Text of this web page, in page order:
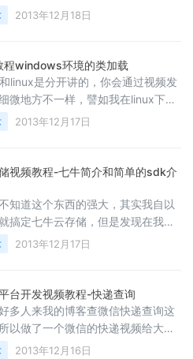
公交查询--捎带的说了火车票余票
2013年12月18日
程windows环境的类加载
linux是分开讲的，你会通过视频发
微地方不一样，譬如我在linux下定
，但是移植到windows上就不可以
面是...
2013年12月17日
视频教程-七牛简介和简单的sdk介
知道这个东西的强大，其实我自以
搞定七牛云存储，但是发现在我录
，有好多想法在我的眼前浮现，这
...
2013年12月17日
台开发视频教程-快递查询
多人来我的博客查微信快递查询这
以做了一个微信的快递视频给大家
然后用的快递类是我写的代码这里
2013年12月16日